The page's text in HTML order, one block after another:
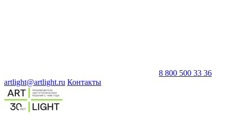
8 800 500 33 36
artlight@artlight.ru Контакты